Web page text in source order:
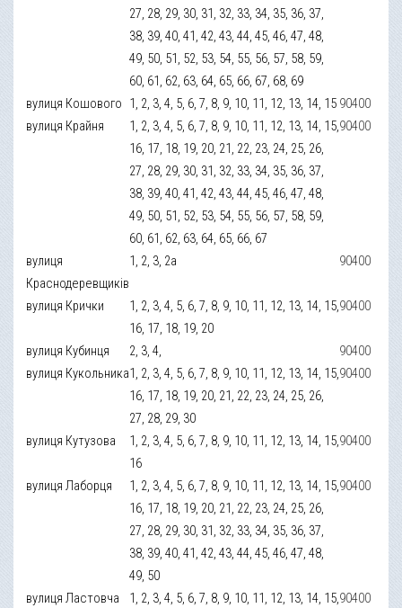
27, 28, 29, 30, 31, 32, 33, 34, 35, 36, 37,
38, 39, 40, 41, 42, 43, 44, 45, 46, 47, 48,
49, 50, 51, 52, 53, 54, 55, 56, 57, 58, 59,
60, 61, 62, 63, 64, 65, 66, 67, 68, 69
вулиця Кошового 1, 2, 3, 4, 5, 6, 7, 8, 9, 10, 11, 12, 13, 14, 15 90400
вулиця Крайня
1, 2, 3, 4, 5, 6, 7, 8, 9, 10, 11, 12, 13, 14, 15,
16, 17, 18, 19, 20, 21, 22, 23, 24, 25, 26,
27, 28, 29, 30, 31, 32, 33, 34, 35, 36, 37,
38, 39, 40, 41, 42, 43, 44, 45, 46, 47, 48,
49, 50, 51, 52, 53, 54, 55, 56, 57, 58, 59,
60, 61, 62, 63, 64, 65, 66, 67
90400
вулиця
Краснодеревщиків
1, 2, 3, 2а 90400
вулиця Крички
1, 2, 3, 4, 5, 6, 7, 8, 9, 10, 11, 12, 13, 14, 15,
16, 17, 18, 19, 20
90400
вулиця Кубинця 2, 3, 4,
90400
вулиця Кукольника1, 2, 3, 4, 5, 6, 7, 8, 9, 10, 11, 12, 13, 14, 15,
16, 17, 18, 19, 20, 21, 22, 23, 24, 25, 26,
27, 28, 29, 30
90400
вулиця Кутузова
1, 2, 3, 4, 5, 6, 7, 8, 9, 10, 11, 12, 13, 14, 15,
16
90400
вулиця Лаборця
1, 2, 3, 4, 5, 6, 7, 8, 9, 10, 11, 12, 13, 14, 15,
16, 17, 18, 19, 20, 21, 22, 23, 24, 25, 26,
27, 28, 29, 30, 31, 32, 33, 34, 35, 36, 37,
38, 39, 40, 41, 42, 43, 44, 45, 46, 47, 48,
49, 50
90400
вулиця Ластовча
1, 2, 3, 4, 5, 6, 7, 8, 9, 10, 11, 12, 13, 14, 15,90400